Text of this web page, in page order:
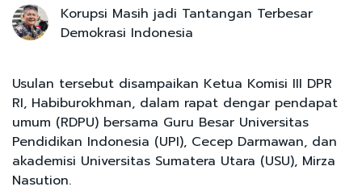
Korupsi Masih jadi Tantangan Terbesar
Demokrasi Indonesia
Usulan tersebut disampaikan Ketua Komisi III DPR
RI, Habiburokhman, dalam rapat dengar pendapat
umum (RDPU) bersama Guru Besar Universitas
Pendidikan Indonesia (UPI), Cecep Darmawan, dan
akademisi Universitas Sumatera Utara (USU), Mirza
Nasution.